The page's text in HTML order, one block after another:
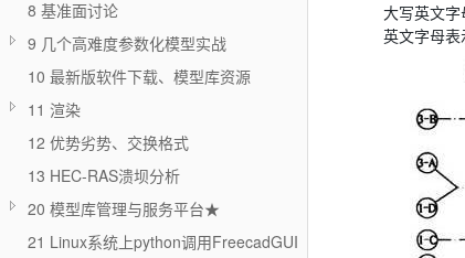
8 基准面讨论
9 几个高难度参数化模型实战
10 最新版软件下载、模型库资源
11 渲染
12 优势劣势、交换格式
13 HEC-RAS溃坝分析
20 模型库管理与服务平台★
21 Linux系统上python调用FreecadGUI
大写英文
英文字母表